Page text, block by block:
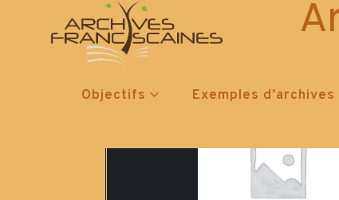
Objectifs Exemples d’archives